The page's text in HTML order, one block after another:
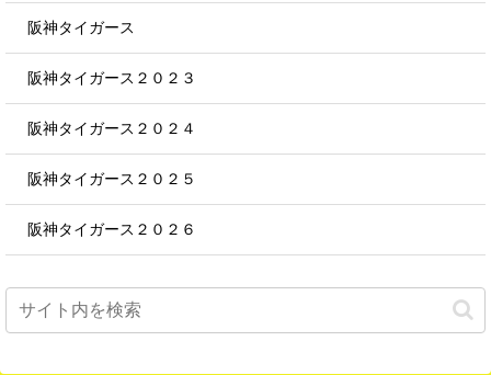
阪神タイガース
阪神タイガース２０２３
阪神タイガース２０２４
阪神タイガース２０２５
阪神タイガース２０２６